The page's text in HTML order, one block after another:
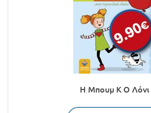
Η Μπουμ Κ Ο Λόνι